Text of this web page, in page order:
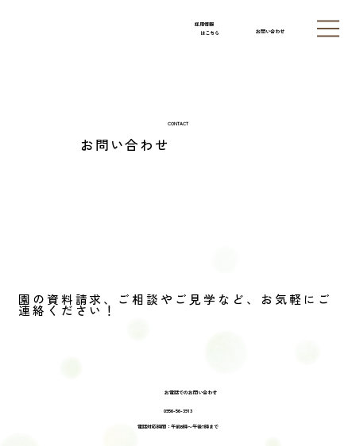
採用情報
はこちら
お問い合わせ
CONTACT
お問い合わせ
園の資料請求、ご相談やご見学など、お気軽にご
連絡ください！
お電話でのお問い合わせ
0956-56-3913
電話対応時間：午前8時〜午後7時まで